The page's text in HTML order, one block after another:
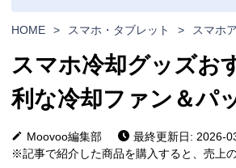
HOME > スマホ・タブレット > スマホ
スマホ冷却グッズお
利な冷却ファン＆パ
Moovoo編集部
最終更新日: 2026-
※記事で紹介した商品を購入すると、売上